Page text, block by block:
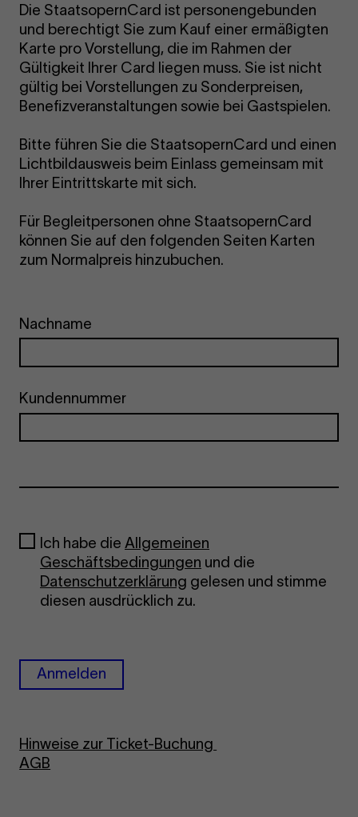
Die StaatsopernCard ist personengebunden
und berechtigt Sie zum Kauf einer ermäßigten
Karte pro Vorstellung, die im Rahmen der
Gültigkeit Ihrer Card liegen muss. Sie ist nicht
gültig bei Vorstellungen zu Sonderpreisen,
Benefizveranstaltungen sowie bei Gastspielen.
Bitte führen Sie die StaatsopernCard und einen
Lichtbildausweis beim Einlass gemeinsam mit
Ihrer Eintrittskarte mit sich.
Für Begleitpersonen ohne StaatsopernCard
können Sie auf den folgenden Seiten Karten
zum Normalpreis hinzubuchen.
Nachname
Kundennummer
Ich habe die Allgemeinen
Geschäftsbedingungen und die
Datenschutzerklärung gelesen und stimme
diesen ausdrücklich zu.
Anmelden
Hinweise zur Ticket-Buchung
AGB